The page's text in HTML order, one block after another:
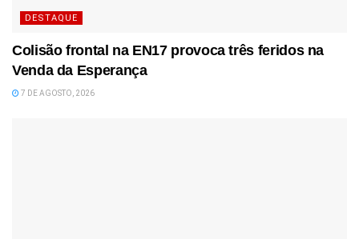
DESTAQUE
Colisão frontal na EN17 provoca três feridos na
Venda da Esperança
7 DE AGOSTO, 2026